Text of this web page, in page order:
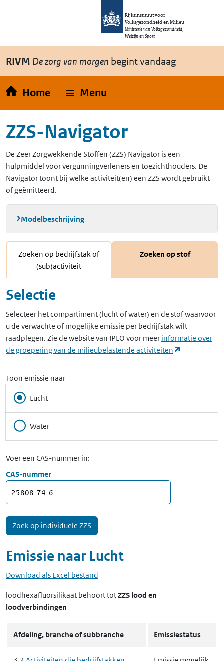
Overslaan en naar de inhoud gaan
Rijksinstituut voor
Volksgezondheid en Milieu
Ministerie van Volksgezondheid,
Welzijn en Sport
RIVM De zorg van morgen begint vandaag
Home Menu
ZZS-Navigator
De Zeer Zorgwekkende Stoffen (ZZS) Navigator is een
hulpmiddel voor vergunningverleners en toezichthouders. De
Navigator toont bij welke activiteit(en) een ZZS wordt gebruikt
of geëmitteerd.
Modelbeschrijving
Zoeken op bedrijfstak of
(sub)activiteit
Zoeken op stof
Selectie
Selecteer het compartiment (lucht of water) en de stof waarvoor
u de verwachte of mogelijke emissie per bedrijfstak wilt
raadplegen. Zie de website van IPLO voor meer informatie over
de groepering van de milieubelastende activiteiten
Toon emissie naar
Lucht
Water
Voer een CAS-nummer in:
CAS-nummer
Emissie naar Lucht
Download als Excel bestand
loodhexafluorsilikaat behoort totZZS lood en
loodverbindingen
Afdeling, branche of subbranche Emissiestatus